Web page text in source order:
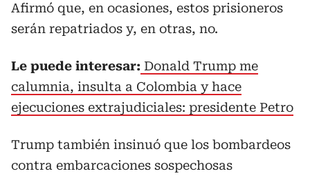
Afirmó que, en ocasiones, estos prisioneros
serán repatriados y, en otras, no.
Le puede interesar: Donald Trump me
calumnia, insulta a Colombia y hace
ejecuciones extrajudiciales: presidente Petro
Trump también insinuó que los bombardeos
contra embarcaciones sospechosas